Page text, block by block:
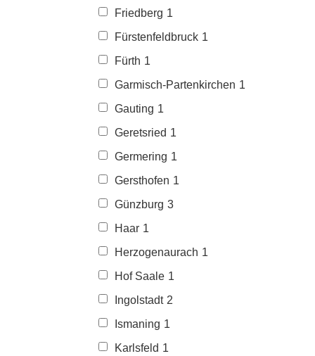
Friedberg 1
Fürstenfeldbruck 1
Fürth 1
Garmisch-Partenkirchen 1
Gauting 1
Geretsried 1
Germering 1
Gersthofen 1
Günzburg 3
Haar 1
Herzogenaurach 1
Hof Saale 1
Ingolstadt 2
Ismaning 1
Karlsfeld 1